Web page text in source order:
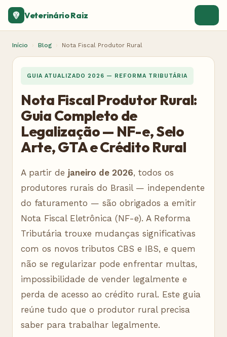
Veterinário Raiz
Início › Blog › Nota Fiscal Produtor Rural
GUIA ATUALIZADO 2026 — REFORMA TRIBUTÁRIA
Nota Fiscal Produtor Rural:
Guia Completo de
Legalização — NF-e, Selo
Arte, GTA e Crédito Rural
A partir de janeiro de 2026, todos os
produtores rurais do Brasil — independente
do faturamento — são obrigados a emitir
Nota Fiscal Eletrônica (NF-e). A Reforma
Tributária trouxe mudanças significativas
com os novos tributos CBS e IBS, e quem
não se regularizar pode enfrentar multas,
impossibilidade de vender legalmente e
perda de acesso ao crédito rural. Este guia
reúne tudo que o produtor rural precisa
saber para trabalhar legalmente.